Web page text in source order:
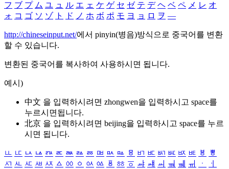
フ ブ プ ム ユ ュ ル エ ェ ケ ゲ セ ゼ テ デ ヘ ベ ペ メ レ オ
ォ コ ゴ ソ ゾ ト ド ノ ホ ボ ポ モ ヨ ョ ロ ヲ ―
http://chineseinput.net/에서 pinyin(병음)방식으로 중국어를 변환
할 수 있습니다.
변환된 중국어를 복사하여 사용하시면 됩니다.
예시)
中文 을 입력하시려면 zhongwen을 입력하시고 space를
누르시면됩니다.
北京 을 입력하시려면 beijing을 입력하시고 space를 누르
시면 됩니다.
ㅥ ㅦ ㅧ ㅨ ㅩ ㅪ ㅫ ㅬ ㅭ ㅮ ㅯ ㅰ ㅱ ㅲ ㅳ ㅴ ㅵ ㅶ ㅷ ㅸ
ㅹ
ㅺ ㅻ ㅼ ㅽ ㅾ ㅿ ㆀ ㆁ ㆂ ㆃ ㆄ ㆅ ㆆ ㆇ ㆈ ㆉ ㆊ ㆋ ㆌ ㆍ
ㆎ